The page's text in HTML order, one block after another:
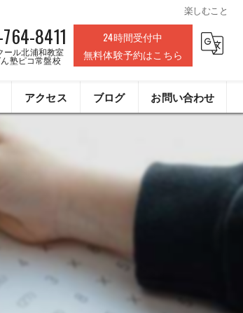
楽しむこと
8411
ール北浦和教室
塾ピコ常盤校
24時間受付中
無料体験予約はこちら
アクセス
株式会社ライフデザインクリエイト
ブログ お問い合わせ